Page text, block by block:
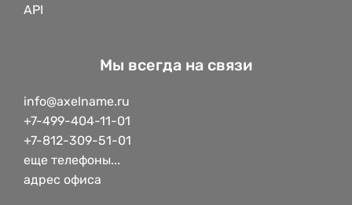
API
Мы всегда на связи
info@axelname.ru
+7-499-404-11-01
+7-812-309-51-01
еще телефоны...
адрес офиса